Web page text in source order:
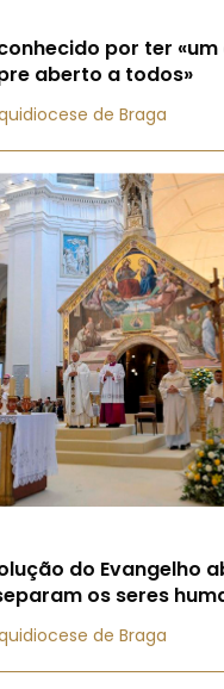
por ter
aberto a todos»
de Braga
do Evangelho
os seres
de Braga